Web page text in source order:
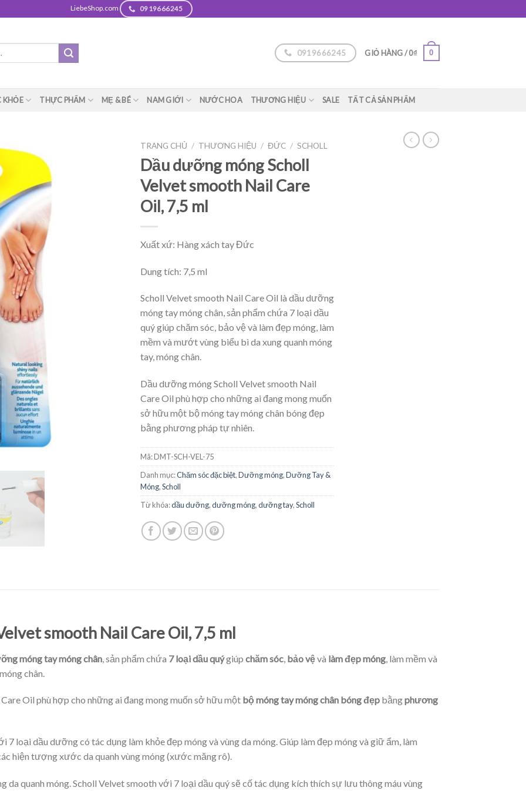
LiebeShop.com 0919666245
0919666245 GIỎ HÀNG /0₫ 0
KHỎE THỰC PHẨM MẸ & BÉ NAM GIỚI NƯỚC HOA THƯƠNG HIỆU SALE TẤT CẢ SẢN PHẨM
TRANG CHỦ / THƯƠNG HIỆU / ĐỨC / SCHOLL
Dầu dưỡng móng Scholl
Velvet smooth Nail Care
Oil, 7,5 ml
Xuất xứ: Hàng xách tay Đức
Dung tích: 7,5 ml
Scholl Velvet smooth Nail Care Oil là dầu dưỡng
móng tay móng chân, sản phẩm chứa 7 loại dầu
quý giúp chăm sóc, bảo vệ và làm đẹp móng, làm
mềm và mướt vùng biểu bì da xung quanh móng
tay, móng chân.
Dầu dưỡng móng Scholl Velvet smooth Nail
Care Oil phù hợp cho những ai đang mong muốn
sở hữu một bộ móng tay móng chân bóng đẹp
bằng phương pháp tự nhiên.
Mã:DMT-SCH-VEL-75
Danh mục:Chăm sóc đặc biệt,Dưỡng móng,Dưỡng Tay &
Móng,Scholl
Từ khóa:dầu dưỡng,dưỡng móng,dưỡng tay,Scholl
smooth Nail Care Oil, 7,5 ml
móng tay móng chân , sản phẩm chứa 7 loại dầu quýgiúp chăm sóc bảo vệvà làm đẹp móng , làm mềm và
chân.
Oil phù hợp cho những ai đang mong muốn sở hữu một bộ móng tay móng chân bóng đẹp bằngphương
7 loại dầu dưỡng có tác dụng làm khỏe đẹp móng và vùng da móng. Giúp làm đẹp móng và giữ ẩm, làm
hiện tượng xước da quanh vùng móng (xước măng rô).
da quanh móng. Scholl Velvet smooth với 7 loại dầu quý sẽ cố tác dụng kích thích sự lưu thông máu vùng